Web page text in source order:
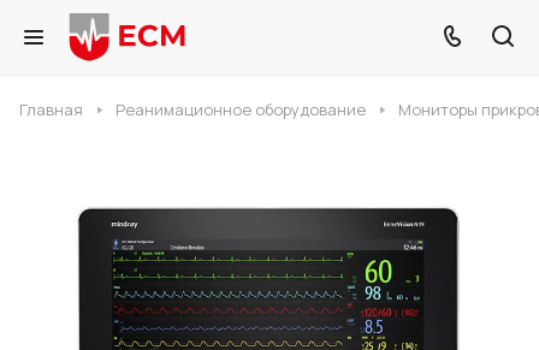
Главная Реанимационное оборудование Мониторы